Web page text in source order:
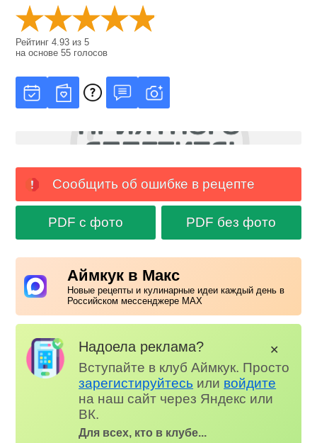
Рейтинг4.93 из5
на основе55 голосов
Сообщить об ошибке в рецепте
PDF с фото PDF без фото
Аймкук в Макс
Новые рецепты и кулинарные идеи каждый день в
Российском мессенджере MAX
Надоела реклама?
Вступайте в клуб Аймкук. Просто
зарегистируйтесь или войдите
на наш сайт через Яндекс или
ВК.
Для всех, кто в клубе...
✕